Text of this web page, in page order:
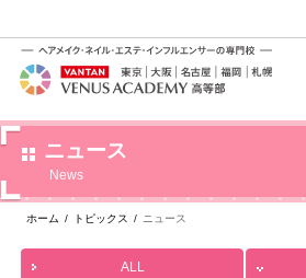
ニュース
News
ホーム / トピックス / ニュース
ALL